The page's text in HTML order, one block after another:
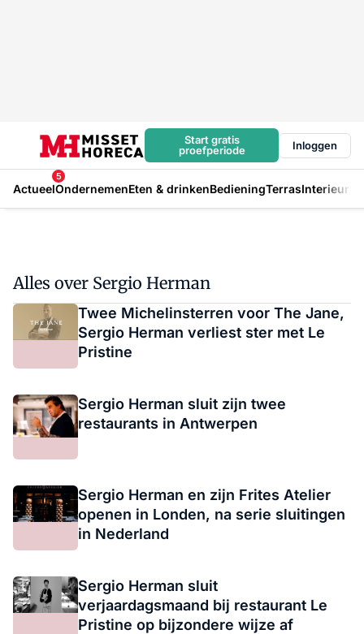
Start gratis
proefperiode
Inloggen
Actueel
5
OndernemenEten & drinkenBedieningTerrasInterieur
Alles over Sergio Herman
Twee Michelinsterren voor The Jane,
Sergio Herman verliest ster met Le
Pristine
Sergio Herman sluit zijn twee
restaurants in Antwerpen
Sergio Herman en zijn Frites Atelier
openen in Londen, na serie sluitingen
in Nederland
Sergio Herman sluit
verjaardagsmaand bij restaurant Le
Pristine op bijzondere wijze af